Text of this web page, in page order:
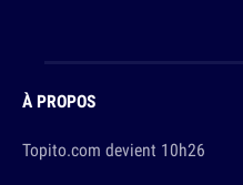
À PROPOS
Topito.com devient 10h26